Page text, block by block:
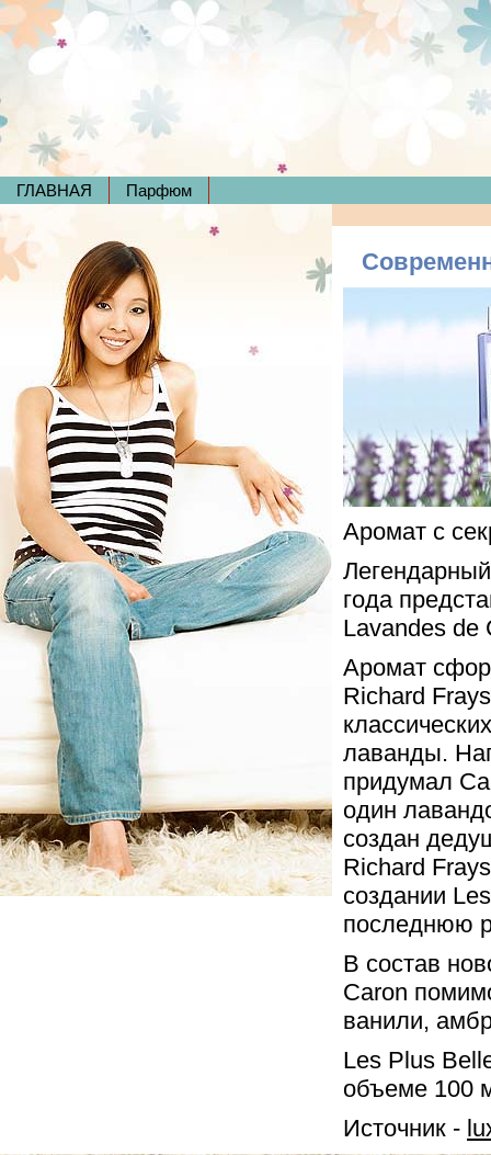
ГЛАВНАЯ Парфюм
Аромат с
года
Lavandes de
Аромат
Richard
лаванды.
придумал
один
создан
Richard
создании
последнюю
В состав
Caron
ванили,
Les Plus
объеме 100
Источник -